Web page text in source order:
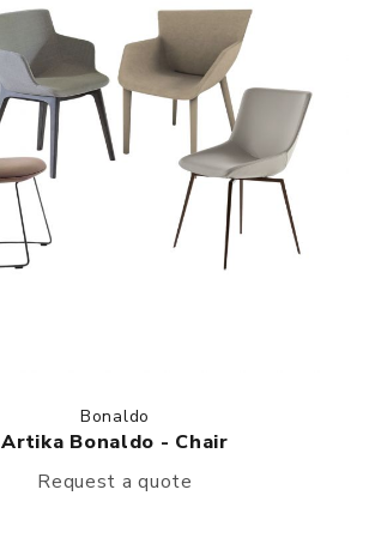
Bonaldo
Artika Bonaldo - Chair
Request a quote